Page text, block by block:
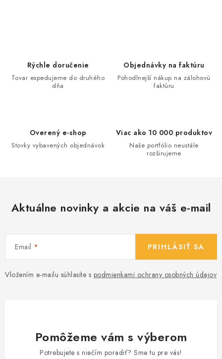
i
u
Rýchle doručenie
Tovar expedujeme do druhého
dňa
Objednávky na faktúru
Pohodlnejší nákup na zálohovú
faktúru
Overený e-shop
Stovky vybavených objednávok
Viac ako 10 000 produktov
Naše portfólio neustále
rozširujeme
Aktuálne novinky a akcie na váš e-mail
Email
Vložením e-mailu súhlasíte s podmienkami ochrany osobných údajov
PRIHLÁSIŤ SA
Pomôžeme vám s výberom
Potrebujete s niečím poradiť? Sme tu pre vás!